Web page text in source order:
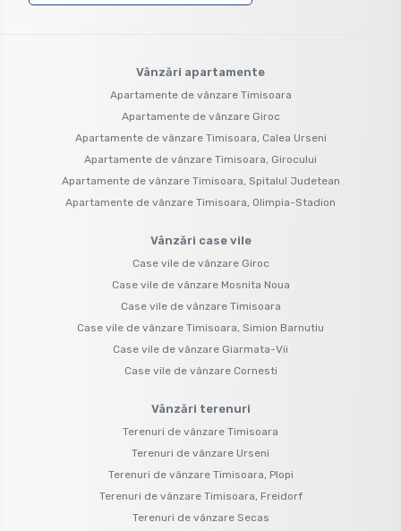
Vânzări apartamente
Apartamente de vânzare Timisoara
Apartamente de vânzare Giroc
Apartamente de vânzare Timisoara, Calea Urseni
Apartamente de vânzare Timisoara, Girocului
Apartamente de vânzare Timisoara, Spitalul Judetean
Apartamente de vânzare Timisoara, Olimpia-Stadion
Vânzări case vile
Case vile de vânzare Giroc
Case vile de vânzare Mosnita Noua
Case vile de vânzare Timisoara
Case vile de vânzare Timisoara, Simion Barnutiu
Case vile de vânzare Giarmata-Vii
Case vile de vânzare Cornesti
Vânzări terenuri
Terenuri de vânzare Timisoara
Terenuri de vânzare Urseni
Terenuri de vânzare Timisoara, Plopi
Terenuri de vânzare Timisoara, Freidorf
Terenuri de vânzare Secas